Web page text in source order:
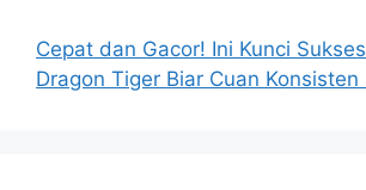
Cepat dan Gacor! Ini Kunci
Dragon Tiger Biar Cuan